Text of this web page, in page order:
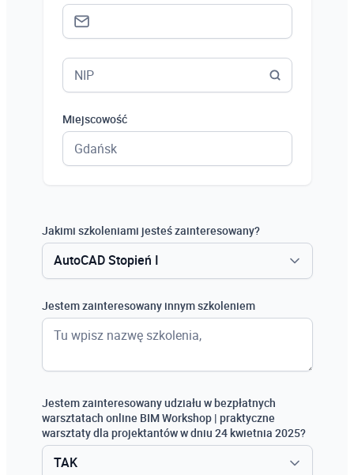
Miejscowość
Jakimi szkoleniami jesteś zainteresowany?
AutoCAD Stopień I
Jestem zainteresowany innym szkoleniem
Jestem zainteresowany udziału w bezpłatnych
warsztatach online BIM Workshop | praktyczne
warsztaty dla projektantów w dniu 24 kwietnia 2025?
TAK
AutoCAD Stopień I
AutoCAD Stopień II
Revit Architecture stopień II